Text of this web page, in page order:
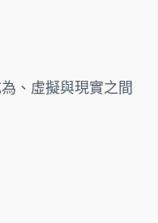
、虛擬與現實之間